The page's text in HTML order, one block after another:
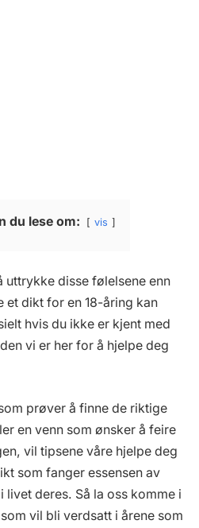
du lese om: vis
uttrykke disse følelsene enn
et dikt for en 18-åring kan
hvis du ikke er kjent med
vi er her for å hjelpe deg
prøver å finne de riktige
en venn som ønsker å feire
vil tipsene våre hjelpe deg
som fanger essensen av
deres. Så la oss komme i
vil bli verdsatt i årene som